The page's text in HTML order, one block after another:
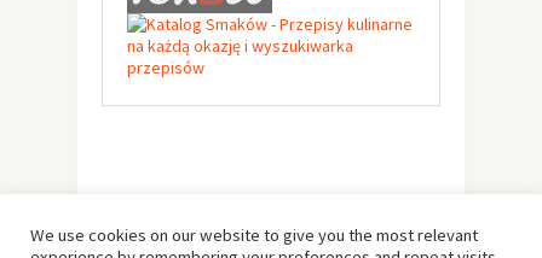
We use cookies on our website to give you the most relevant